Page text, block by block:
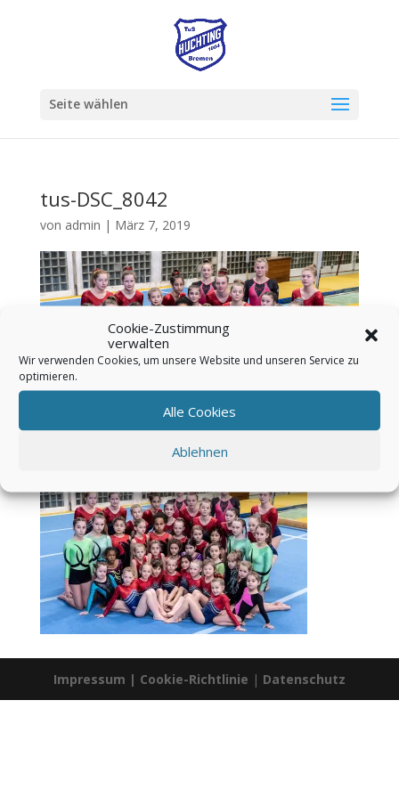
Cookie-Zustimmung
verwalten
Wir verwenden Cookies, um unsere Website und unseren Service zu
optimieren.
Alle Cookies
Ablehnen
Seite wählen
tus-DSC_8042
von admin | März 7, 2019
Impressum | Cookie-Richtlinie | Datenschutz